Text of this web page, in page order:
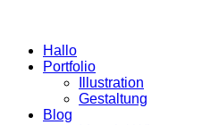
Hallo
Portfolio
Illustration
Gestaltung
Blog